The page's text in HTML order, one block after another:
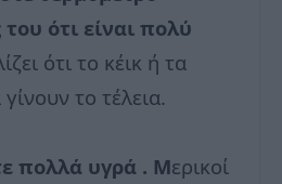
ότι είναι πολύ
ότι το κέικ ή τα
το τέλεια.
πολλά υγρά . Μερικοί